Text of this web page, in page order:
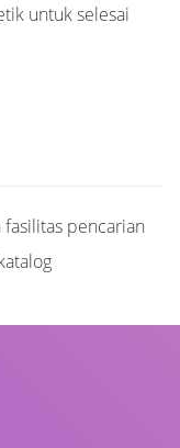
untuk selesai
fasilitas pencarian